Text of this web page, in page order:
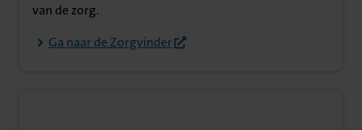
van de zorg.
Ga naar de Zorgvinder